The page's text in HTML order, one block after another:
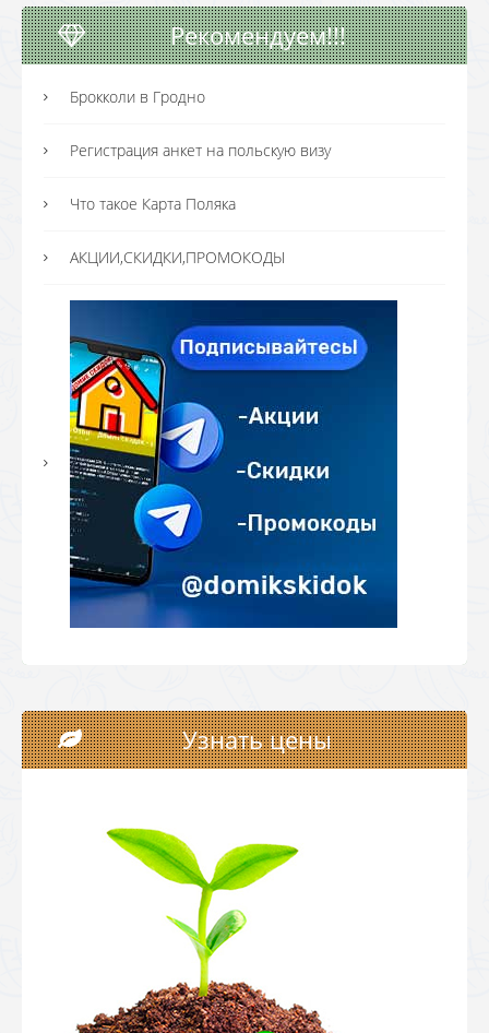
Рекомендуем!!!
Брокколи в Гродно
Регистрация анкет на польскую визу
Что такое Карта Поляка
АКЦИИ,СКИДКИ,ПРОМОКОДЫ
Узнать цены